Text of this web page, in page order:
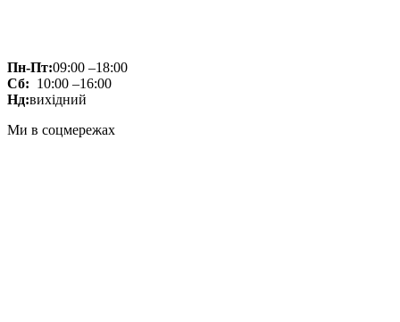
Пн-Пт:09:00 –18:00
Сб: 10:00 –16:00
Нд:вихідний
Ми в соцмережах